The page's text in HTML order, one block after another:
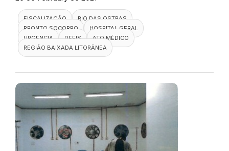
FISCALIZAÇÃO
RIO DAS OSTRAS
PRONTO SOCORRO
HOSPITAL GERAL
URGÊNCIA
DEFIS
ATO MÉDICO
REGIÃO BAIXADA LITORÂNEA